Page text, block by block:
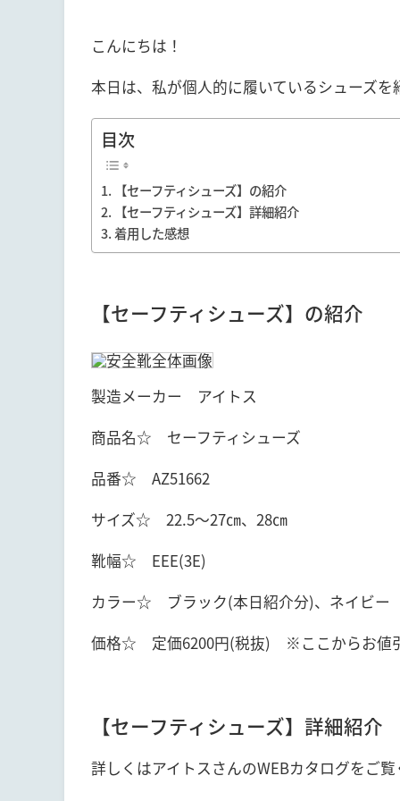
こんにちは！
本日は、私が個人的に履いているシューズを
目次
【セーフティシューズ】の紹介
【セーフティシューズ】詳細紹介
着用した感想
【セーフティシューズ】の紹介
製造メーカー アイトス
商品名☆ セーフティシューズ
品番☆ AZ51662
サイズ☆ 22.5～27㎝、28㎝
靴幅☆ EEE(3E)
カラー☆ ブラック(本日紹介分)、ネイビー
価格☆ 定価6200円(税抜) ※ここからお値
【セーフティシューズ】詳細紹介
詳しくはアイトスさんのWEBカタログをご覧